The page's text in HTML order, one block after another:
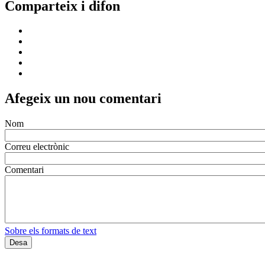
Comparteix i difon
Afegeix un nou comentari
Nom
Correu electrònic
Comentari
Sobre els formats de text